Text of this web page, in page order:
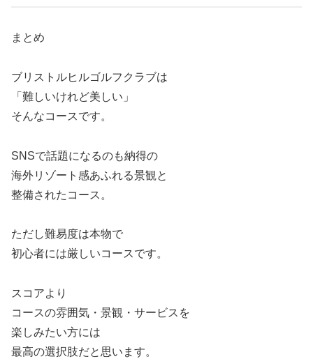
まとめ
ブリストルヒルゴルフクラブは
「難しいけれど美しい」
そんなコースです。
SNSで話題になるのも納得の
海外リゾート感あふれる景観と
整備されたコース。
ただし難易度は本物で
初心者には厳しいコースです。
スコアより
コースの雰囲気・景観・サービスを
楽しみたい方には
最高の選択肢だと思います。